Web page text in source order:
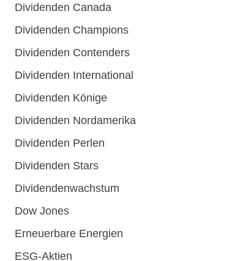
Dividenden Canada
Dividenden Champions
Dividenden Contenders
Dividenden International
Dividenden Könige
Dividenden Nordamerika
Dividenden Perlen
Dividenden Stars
Dividendenwachstum
Dow Jones
Erneuerbare Energien
ESG-Aktien